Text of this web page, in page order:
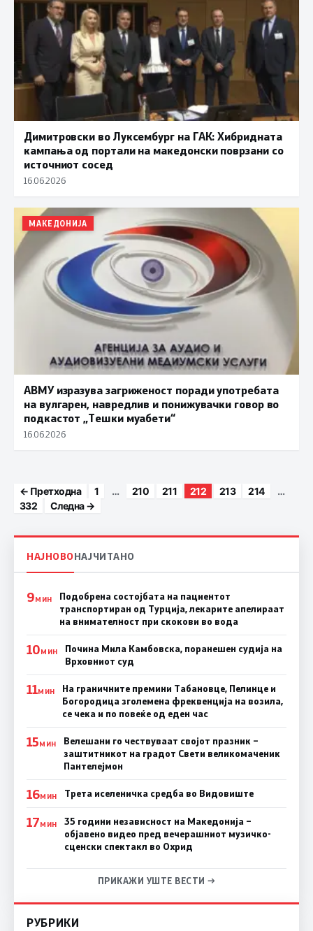
Димитровски во Луксембург на ГАК: Хибридната
кампања од портали на македонски поврзани со
источниот сосед
16.06.2026
МАКЕДОНИЈА
АВМУ изразува загриженост поради употребата
на вулгарен, навредлив и понижувачки говор во
подкастот „Тешки муабети“
16.06.2026
Posts
← Претходна 1 … 210 211 212 213 214
…
332
Следна →
НАЈНОВОНАЈЧИТАНО
9МИН
Подобрена состојбата на пациентот
транспортиран од Турција, лекарите апелираат
на внимателност при скокови во вода
10МИН
Почина Мила Камбовска, поранешен судија на
Врховниот суд
11МИН
На граничните премини Табановце, Пелинце и
Богородица зголемена фреквенција на возила,
се чека и по повеќе од еден час
15МИН
Велешани го чествуваат својот празник –
заштитникот на градот Свети великомаченик
Пантелејмон
16МИН Трета иселеничка средба во Видовиште
17МИН
35 години независност на Македонија –
објавено видео пред вечерашниот музичко-
сценски спектакл во Охрид
ПРИКАЖИ УШТЕ ВЕСТИ →
РУБРИКИ